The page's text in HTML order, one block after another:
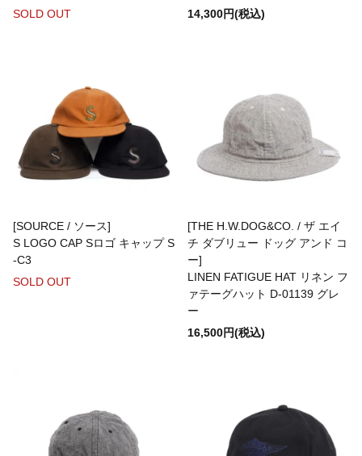
SOLD OUT
14,300円(税込)
[SOURCE / ソース]
S LOGO CAP Sロゴ キャップ S
-C3
SOLD OUT
[THE H.W.DOG&CO. / ザ エイ
チ ダブリュー ドッグ アンド コ
ー]
LINEN FATIGUE HAT リネン フ
ァテーグハット D-01139 グレ
ー
16,500円(税込)
Bag(バッグ)
Jewelry(ジュエリー)
Other(その他)